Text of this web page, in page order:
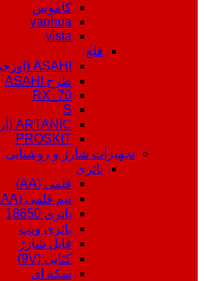
کاموس
yaohua
vista
قلع
ASAHI (اورجینال)
طرح ASAHI
RX_70
S
ARTANIC (آرتانیک)
PROSKIT
تجهیزات شارژ و روشنایی
باتری
قلمی (AA)
نیم قلمی (AAA)
باتری 18650
باتری ویپ
قابل شارژ
کتابی (9V)
سکه ای